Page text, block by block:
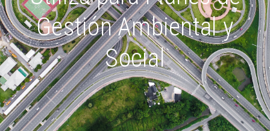
Gestión Ambiental y
Social